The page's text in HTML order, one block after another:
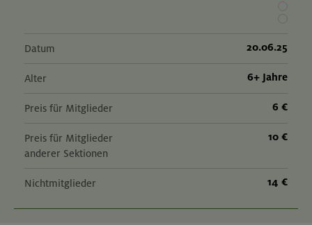
Datum 20.06.25
Alter 6+ Jahre
Preis für Mitglieder 6 €
Preis für Mitglieder
anderer Sektionen
10 €
Nichtmitglieder 14 €